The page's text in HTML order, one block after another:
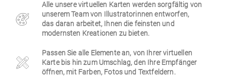
Firmen
Alle unsere virtuellen Karten werden sorgfältig von
unserem Team von Illustratorinnen entworfen,
das daran arbeitet, Ihnen die feinsten und
modernsten Kreationen zu bieten.
Passen Sie alle Elemente an, von Ihrer virtuellen
Karte bis hin zum Umschlag, den Ihre Empfänger
öffnen, mit Farben, Fotos und Textfeldern.